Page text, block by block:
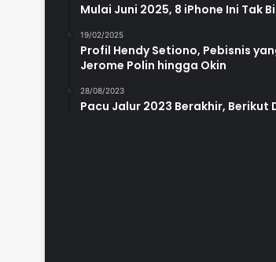
Mulai Juni 2025, 8 iPhone Ini Tak
19/02/2025
Profil Hendy Setiono, Pebisnis
Jerome Polin hingga Okin
28/08/2023
Pacu Jalur 2023 Berakhir,